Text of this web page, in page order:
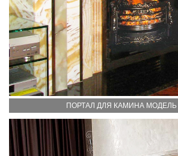
ПОРТАЛ ДЛЯ КАМИНА МОДЕЛЬ